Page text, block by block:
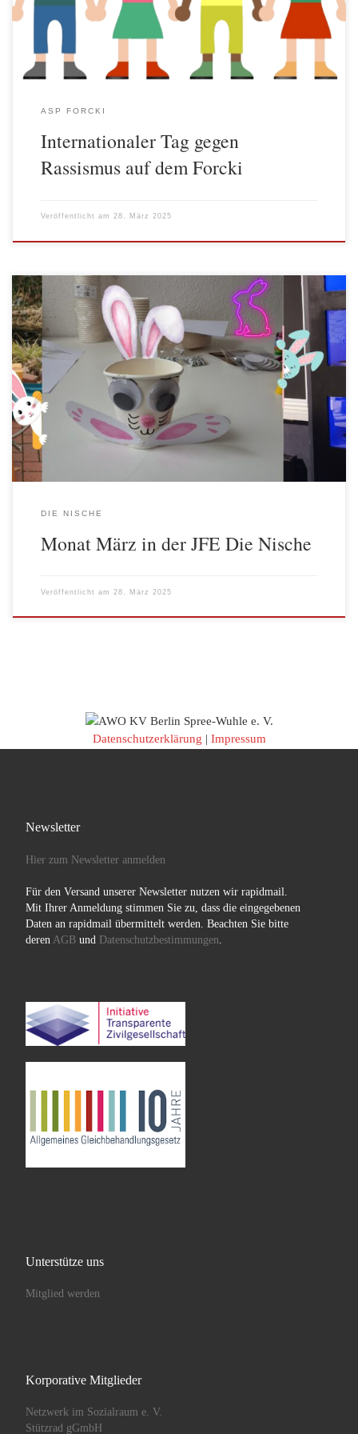
Betroffenen von Rassismus […]
ASP FORCKI
Internationaler Tag gegen
Rassismus auf dem Forcki
Veröffentlicht am 28. März 2025
In der Nische gibt es immer etwas zu bauen. Im März hieß es:
Schrankumbau. Um den Saal etwas anschaulicher zu gestalten,
wurde ein großer schwarzer Schrank verschönert. Dafür wurden
aus den Türen einige Teile ausgesägt und Fenster eingefügt. Im
Schrank selbst wurden noch LED-Leisten angebracht, damit er ein
richtiger Hingucker […]
DIE NISCHE
Monat März in der JFE Die Nische
Veröffentlicht am 28. März 2025
Datenschutzerklärung | Impressum
Newsletter
Hier zum Newsletter anmelden
Für den Versand unserer Newsletter nutzen wir rapidmail.
Mit Ihrer Anmeldung stimmen Sie zu, dass die eingegebenen
Daten an rapidmail übermittelt werden. Beachten Sie bitte
deren AGBund Datenschutzbestimmungen
Unterstütze uns
Mitglied werden
Korporative Mitglieder
Netzwerk im Sozialraum e. V.
Stützrad gGmbH